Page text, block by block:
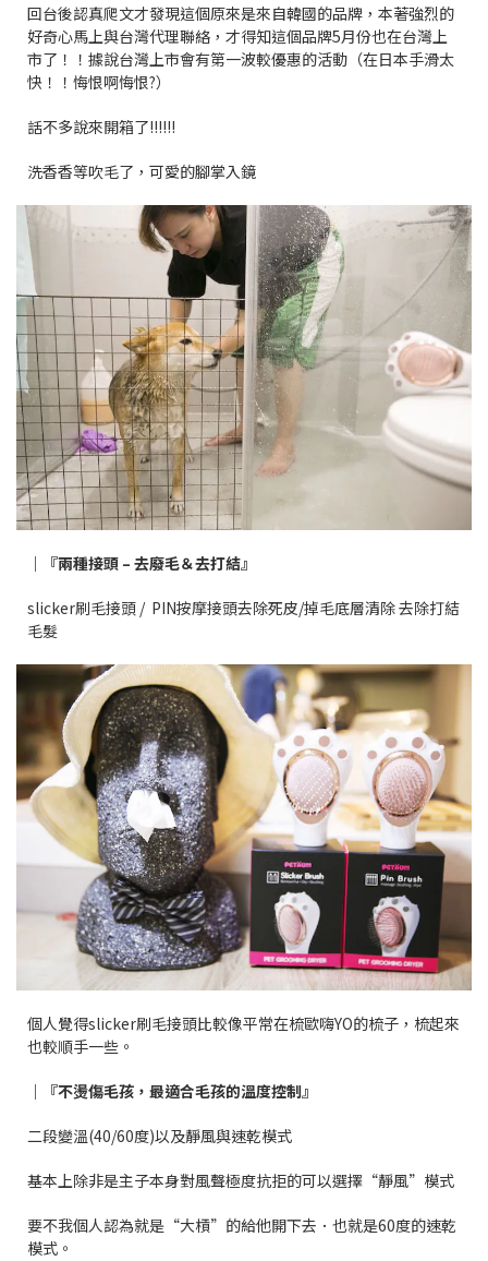
回台後認真爬文才發現這個原來是來自韓國的品牌，本著強烈的
好奇心馬上與台灣代理聯絡，才得知這個品牌5月份也在台灣上
市了！！據說台灣上市會有第一波較優惠的活動（在日本手滑太
快！！悔恨啊悔恨?）
話不多說來開箱了!!!!!!
洗香香等吹毛了，可愛的腳掌入鏡
｜『兩種接頭 – 去廢毛＆去打結』
slicker刷毛接頭 / PIN按摩接頭去除死皮/掉毛底層清除 去除打結
毛髮
個人覺得slicker刷毛接頭比較像平常在梳歐嗨YO的梳子，梳起來
也較順手一些。
｜『不燙傷毛孩，最適合毛孩的溫度控制』
二段變溫(40/60度)以及靜風與速乾模式
基本上除非是主子本身對風聲極度抗拒的可以選擇“靜風”模式
要不我個人認為就是“大槓”的給他開下去．也就是60度的速乾
模式。